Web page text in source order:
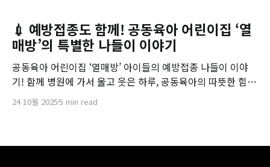
💉 예방접종도 함께! 공동육아 어린이집 ‘열
매방’의 특별한 나들이 이야기
공동육아 어린이집 ‘열매방’ 아이들의 예방접종 나들이 이야
기! 함께 병원에 가서 울고 웃은 하루, 공동육아의 따뜻한 힘을
느껴보세요.
24 10월 20255 min read